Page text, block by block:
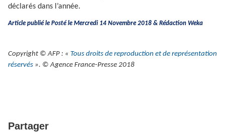
déclarés dans l’année.
Article publié le Posté le Mercredi 14 Novembre 2018 & Rédaction Weka
Copyright © AFP : « Tous droits de reproduction et de représentation
réservés ». © Agence France-Presse 2018
Partager